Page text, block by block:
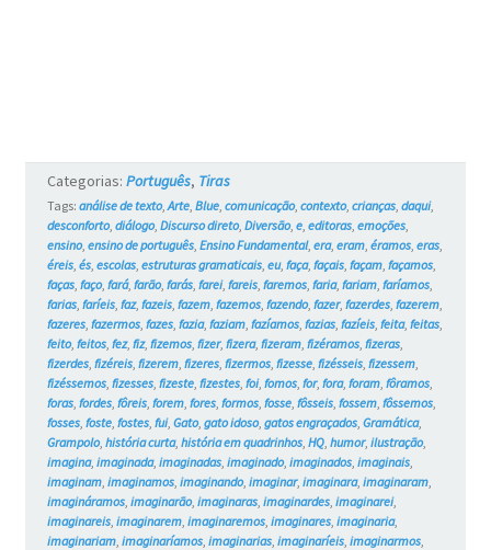
#17
Categorias: Português, Tiras
Tags: análise de texto, Arte, Blue, comunicação, contexto, crianças, daqui,
desconforto, diálogo, Discurso direto, Diversão, e, editoras, emoções,
ensino, ensino de português, Ensino Fundamental, era, eram, éramos, eras,
éreis, és, escolas, estruturas gramaticais, eu, faça, façais, façam, façamos,
faças, faço, fará, farão, farás, farei, fareis, faremos, faria, fariam, faríamos,
farias, faríeis, faz, fazeis, fazem, fazemos, fazendo, fazer, fazerdes, fazerem,
fazeres, fazermos, fazes, fazia, faziam, fazíamos, fazias, fazíeis, feita, feitas,
feito, feitos, fez, fiz, fizemos, fizer, fizera, fizeram, fizéramos, fizeras,
fizerdes, fizéreis, fizerem, fizeres, fizermos, fizesse, fizésseis, fizessem,
fizéssemos, fizesses, fizeste, fizestes, foi, fomos, for, fora, foram, fôramos,
foras, fordes, fôreis, forem, fores, formos, fosse, fôsseis, fossem, fôssemos,
fosses, foste, fostes, fui, Gato, gato idoso, gatos engraçados, Gramática,
Grampolo, história curta, história em quadrinhos, HQ, humor, ilustração,
imagina, imaginada, imaginadas, imaginado, imaginados, imaginais,
imaginam, imaginamos, imaginando, imaginar, imaginara, imaginaram,
imagináramos, imaginarão, imaginaras, imaginardes, imaginarei,
imaginareis, imaginarem, imaginaremos, imaginares, imaginaria,
imaginariam, imaginaríamos, imaginarias, imaginaríeis, imaginarmos,